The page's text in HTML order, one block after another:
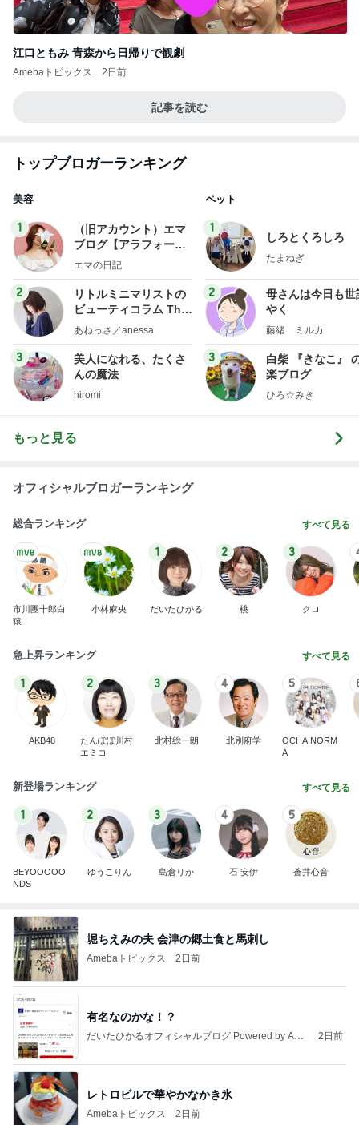
江口ともみ 青森から日帰りで観劇
Amebaトピックス 2日前
記事を読む
トップブロガーランキング
美容
1
（旧アカウント）エマ
ブログ【アラフォー会
社売却セカンドライ
エマの日記
2
リトルミニマリストの
ビューティコラム The
little minimalist's bea
あねっさ／anessa
3
美人になれる、たくさ
んの魔法
hiromi
ペット
1
しろとくろしろ
たまねぎ
2
母さんは今日も世
やく
藤緒 ミルカ
3
白柴 『きなこ』
楽ブログ
ひろ☆みき
もっと見る
オフィシャルブロガーランキング
総合ランキング すべて見る
市川團十郎白
猿
小林麻央
1
だいたひかる
2
桃
3
クロ
急上昇ランキング すべて見る
1
AKB48
2
たんぽぽ川村
エミコ
3
北村総一朗
4
北別府学
5
OCHA NORM
A
新登場ランキング すべて見る
1
BEYOOOOO
NDS
2
ゆうこりん
3
島倉りか
4
石 安伊
5
蒼井心音
堀ちえみの夫 会津の郷土食と馬刺し
Amebaトピックス 2日前
有名なのかな！？
だいたひかるオフィシャルブログ Powered by Ame
2日前
レトロビルで華やかなかき氷
Amebaトピックス 2日前